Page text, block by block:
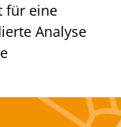
für eine
Analyse